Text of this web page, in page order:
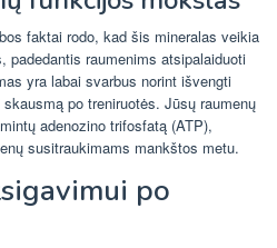
faktai rodo, kad šis mineralas veikia
padedantis raumenims atsipalaiduoti
yra labai svarbus norint išvengti
po treniruotės. Jūsų raumenų
adenozino trifosfatą (ATP),
susitraukimams mankštos metu.
po